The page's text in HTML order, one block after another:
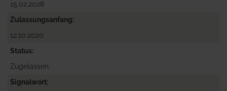
15.02.2028
Zulassungsanfang
12.10.2020
Status
Zugelassen
Signalwort